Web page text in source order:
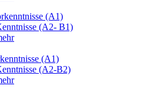
(A1)
(A2- B1)
(A1)
(A2-B2)